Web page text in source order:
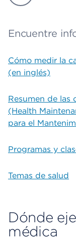
Encuentre
Cómo medir la
(en inglés)
Resumen de las
(Health
para el
Programas y
Temas de salud
Dónde
médica